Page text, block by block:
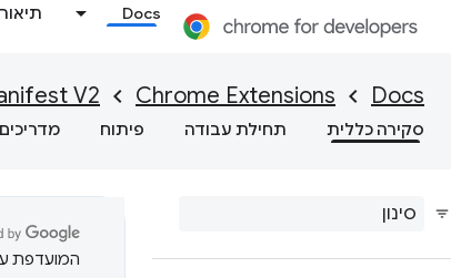
Docs
Docs
Chrome Extensions
V2
סקירה כללית תחילת עבודה פיתוח מדריכים
המועדפת